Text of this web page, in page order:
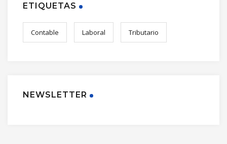
ETIQUETAS
Contable Laboral Tributario
NEWSLETTER